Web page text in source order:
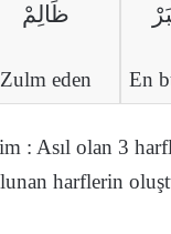
ظَالِمْ
Zulm eden En
: Asıl olan 3
harflerin